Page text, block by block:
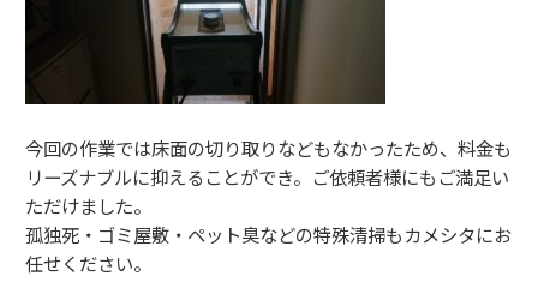
今回の作業では床面の切り取りなどもなかったため、料金も
リーズナブルに抑えることができ。ご依頼者様にもご満足い
ただけました。
孤独死・ゴミ屋敷・ペット臭などの特殊清掃もカメシタにお
任せください。